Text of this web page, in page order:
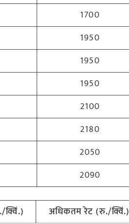
1700
1950
1950
1950
2100
2180
2050
2090
क्विं.) अधिकतमरेट (रु./क्विं.)